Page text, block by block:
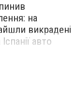
на
викрадені
авто